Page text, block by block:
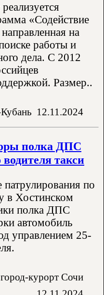
«Содействие
на
работы и
дела. С 2012
Размер..
12.11.2024
полка ДПС
такси
по
в Хостинском
полка ДПС
автомобиль
управлением 25-
курорт Сочи